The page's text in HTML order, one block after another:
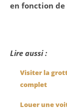
en fonction de
Lire aussi :
Visiter la
complet
Louer une